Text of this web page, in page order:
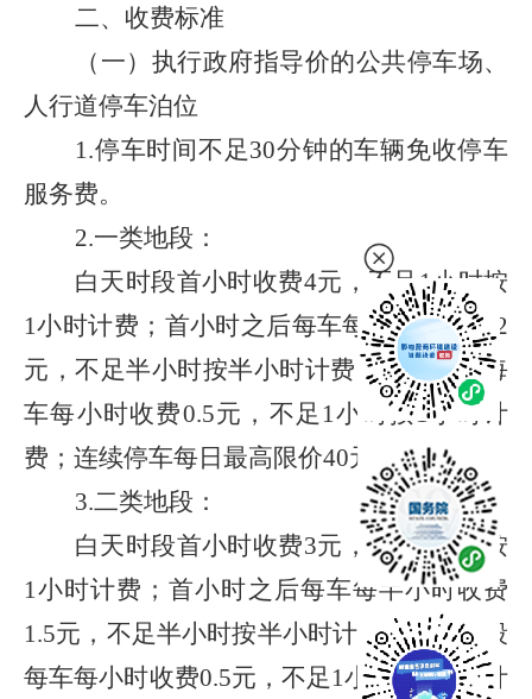
二、收费标准
（一）执行政府指导价的公共停车场、
人行道停车泊位
1.停车时间不足30分钟的车辆免收停车
服务费。
2.一类地段：
白天时段首小时收费4元，不足 1小时按
1小时计费；首小时之后每车每半小时收费 2
元，不足半小时按半小时计费；夜间时段每
车每小时收费0.5元，不足 1小时按1小时计
费；连续停车每日最高限价40元。
3.二类地段：
白天时段首小时收费3元，不足1小时按
1小时计费；首小时之后每车每半小时收费
1.5元，不足半小时按半小时计费；夜间时段
每车每小时收费0.5元，不足 1小时按1小时计